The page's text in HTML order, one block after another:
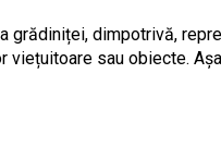
grădiniței, dimpotrivă,
sau obiecte.